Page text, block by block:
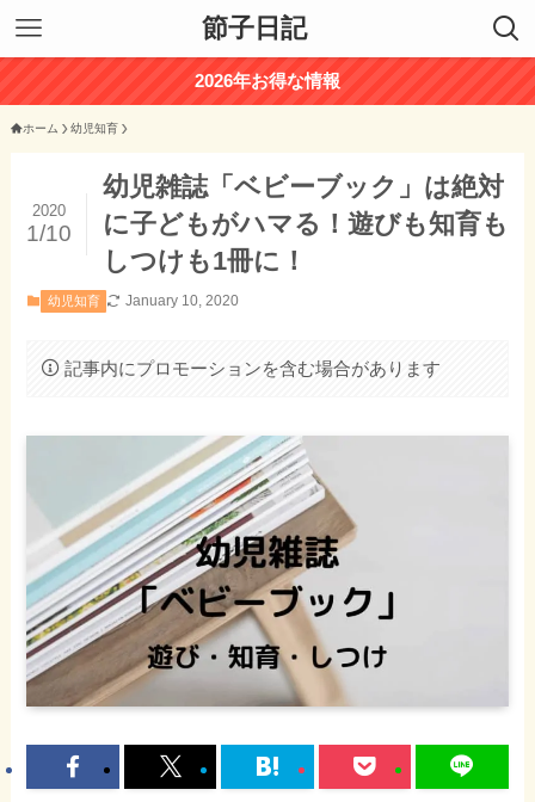
節子日記
2026年お得な情報
ホーム 幼児知育
幼児雑誌「ベビーブック」は絶対
に子どもがハマる！遊びも知育も
しつけも1冊に！
2020
1/10
幼児知育 January 10, 2020
記事内にプロモーションを含む場合があります